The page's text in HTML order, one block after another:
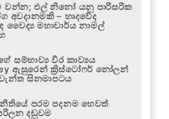
වන්න; එල් නිනෝ යනු පාරිසරික
අවදානමකි – හෘදවේද
වෛද්‍ය මහාචාර්ය නාමල්
සම්භාව්‍ය වීර කාව්‍යය
ඇසුරෙන් ක්‍රිස්ටෝෆර් නෝලන්
සිනමාපටය
නීතියේ පරම පදනම හෙවත්
දඬුවම